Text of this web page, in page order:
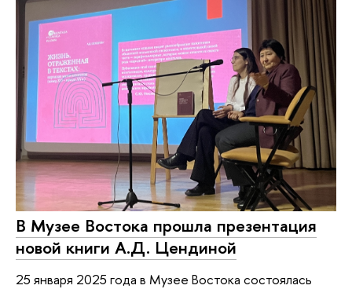
В Музее Востока прошла презентация
новой книги А.Д. Цендиной
25 января 2025 года в Музее Востока состоялась